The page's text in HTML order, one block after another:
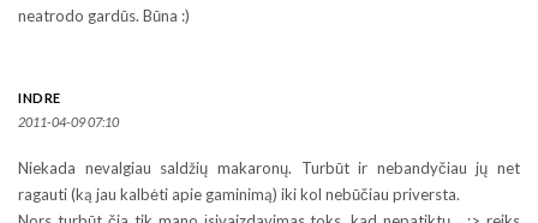
neatrodo gardūs. Būna :)
INDRE
2011-04-09 07:10
Niekada nevalgiau saldžių makaronų. Turbūt ir nebandyčiau jų net
ragauti (ką jau kalbėti apie gaminimą) iki kol nebūčiau priversta.